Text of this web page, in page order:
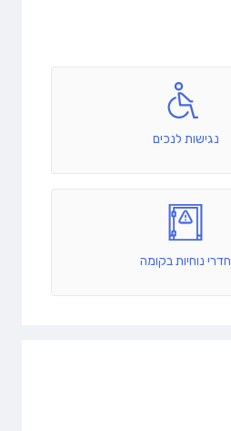
נגישות לנכים
חדרי נוחיות בקומה